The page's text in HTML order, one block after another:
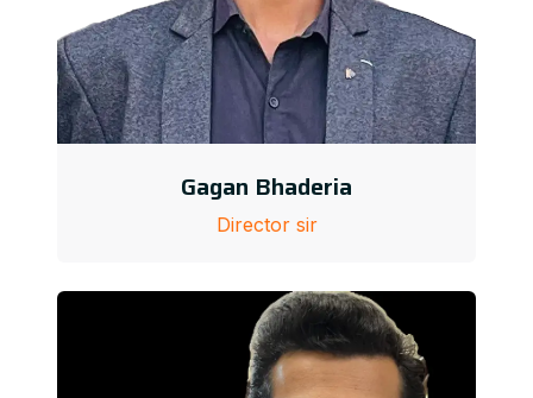
Gagan Bhaderia
Director sir